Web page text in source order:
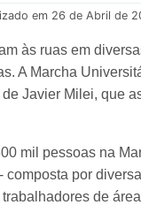
em 26 de Abril de
às ruas em
A Marcha
Javier Milei, que
mil pessoas na
por
de